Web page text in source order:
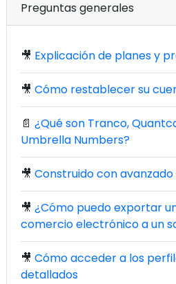
Preguntas generales
🎥 Explicación de planes y
🎥 Cómo restablecer su
📄 ¿Qué son Tranco,
Umbrella Numbers?
🎥 Construido con avanzado
🎥 ¿Cómo puedo exportar
comercio electrónico a un
🎥 Cómo acceder a los
detallados